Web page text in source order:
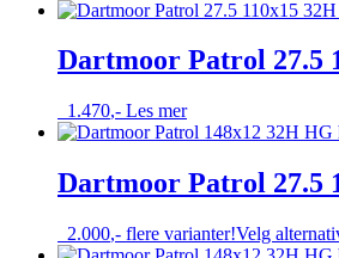
Dartmoor Patrol 27.5
1.470,- Les mer
Dartmoor Patrol 27.5
2.000,- flere varianter!Velg